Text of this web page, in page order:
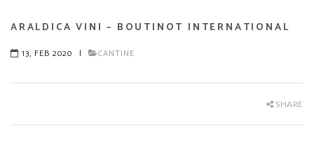
ARALDICA VINI – BOUTINOT INTERNATIONAL
13, FEB 2020 | CANTINE
SHARE